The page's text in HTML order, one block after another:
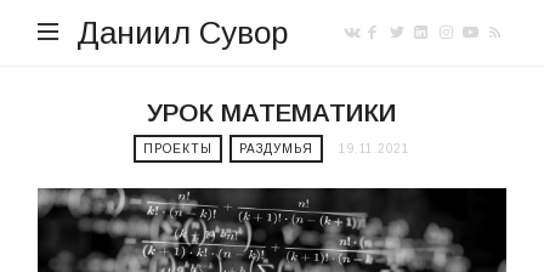
Даниил Сувор
УРОК МАТЕМАТИКИ
ПРОЕКТЫ РАЗДУМЬЯ 19.11.2021